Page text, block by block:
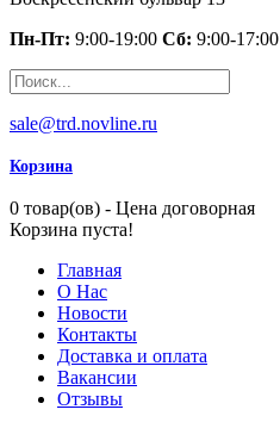
Пн-Пт: 9:00-19:00 Сб: 9:00-17:00
sale@trd.novline.ru
Корзина
0 товар(ов) - Цена договорная
Корзина пуста!
Главная
О Нас
Новости
Контакты
Доставка и оплата
Вакансии
Отзывы